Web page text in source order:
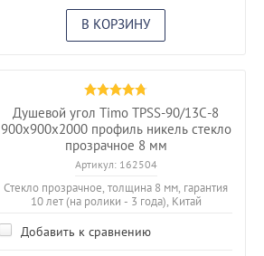
В КОРЗИНУ
Душевой угол Timo TPSS-90/13C-8
900х900х2000 профиль никель стекло
прозрачное 8 мм
Артикул:162504
Стекло прозрачное, толщина 8 мм, гарантия
10 лет (на ролики - 3 года), Китай
Добавить к сравнению